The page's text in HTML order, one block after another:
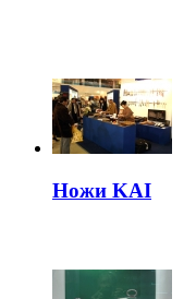
Ножи KAI